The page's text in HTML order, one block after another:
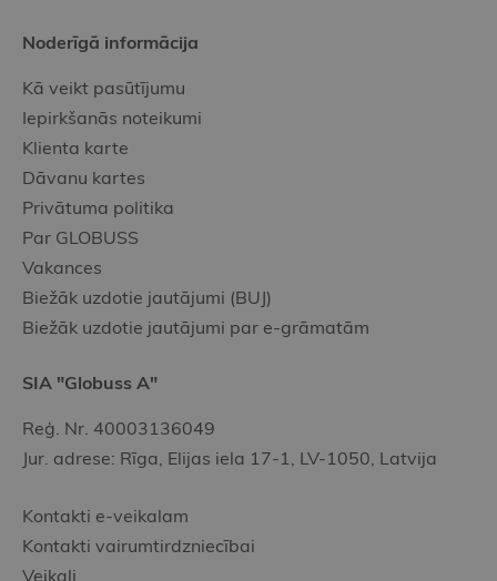
Noderīgā informācija
Kā veikt pasūtījumu
Iepirkšanās noteikumi
Klienta karte
Dāvanu kartes
Privātuma politika
Par GLOBUSS
Vakances
Biežāk uzdotie jautājumi (BUJ)
Biežāk uzdotie jautājumi par e-grāmatām
SIA "Globuss A"
Reģ. Nr. 40003136049
Jur. adrese: Rīga, Elijas iela 17-1, LV-1050, Latvija
Kontakti e-veikalam
Kontakti vairumtirdzniecībai
Veikali